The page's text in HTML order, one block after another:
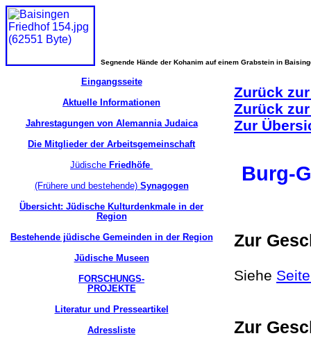
Segnende Hände der Kohanim auf einem Grabstein in
Eingangsseite
Aktuelle Informationen
Jahrestagungen von Alemannia Judaica
Die Mitglieder der Arbeitsgemeinschaft
Jüdische Friedhöfe
(Frühere und bestehende)Synagogen
Übersicht: Jüdische Kulturdenkmale in der
Region
Bestehende jüdische Gemeinden in der Region
Jüdische Museen
FORSCHUNGS-
PROJEKTE
Literatur und Presseartikel
Adressliste
Zurück
Zurück
Zur
Burg-
Zur
Siehe
Zur